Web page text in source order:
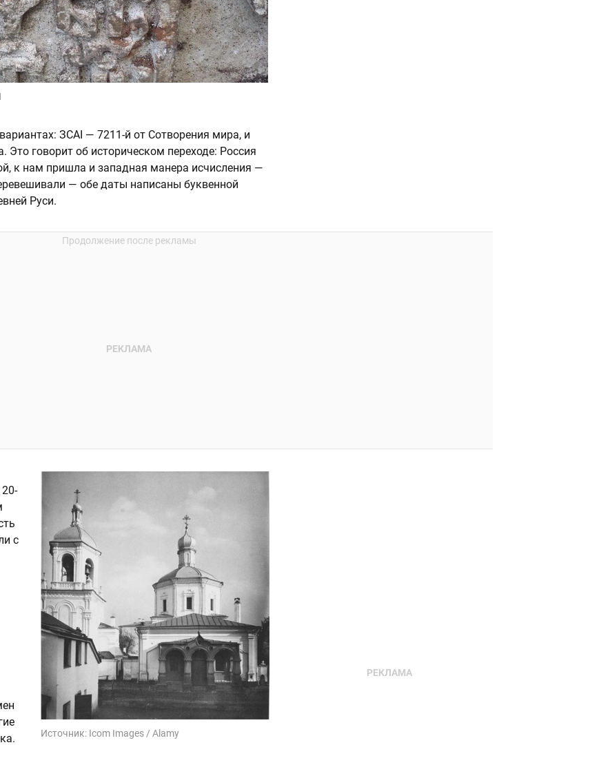
ЗСАI — 7211-й от Сотворения мира, и
говорит об историческом переходе: Россия
к нам пришла и западная манера исчисления —
— обе даты написаны буквенной
Руси.
Источник: Icom Images / Alamy
с